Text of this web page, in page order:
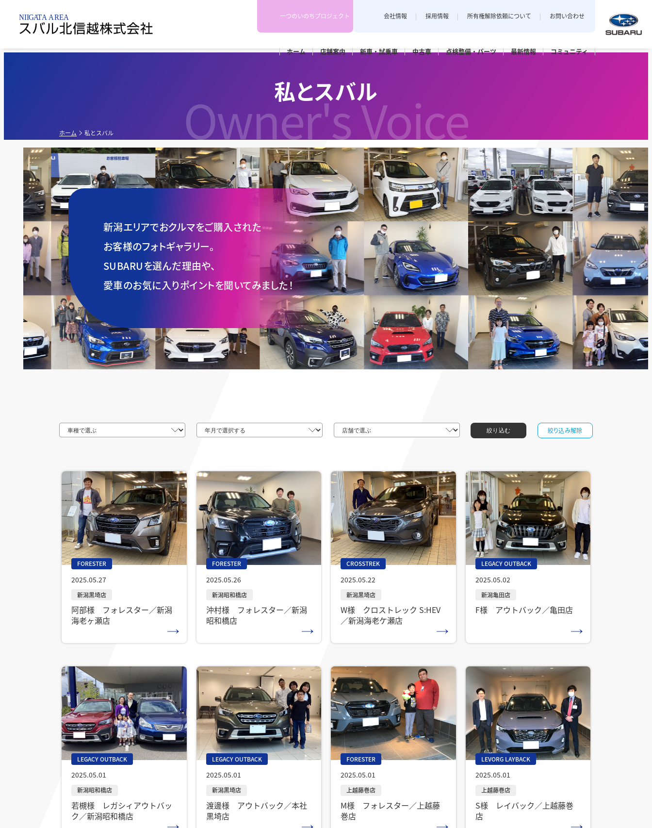
一つのいのちプロジェクト 会社情報 採用情報 所有権解除依頼について お問い合わせ
ホーム 店舗案内
新潟亀田店
新潟昭和橋店
新発田店
中古車販売店 G-PARK新潟亀田 カースポット上越 カースポット長岡
六日町店
新車・試乗車 中古車 点検整備・パーツ
車検 メンテナンス パーツ
最新情報 コミュニティ
各店舗のスタッフがカーライフや
耳寄り情報を配信しています。
Owner's Voice
私とスバル
ホーム 私とスバル
新潟エリアでおクルマをご購入された
お客様のフォトギャラリー。
SUBARUを選んだ理由や、
愛車のお気に入りポイントを聞いてみました！
絞り込む 絞り込み解除
FORESTER
2025.05.27
阿部様 フォレスター／新潟
海老ヶ瀬店
FORESTER
2025.05.26
新潟昭和橋店
沖村様 フォレスター／新潟
昭和橋店
CROSSTREK
2025.05.22
W様 クロストレック S:HEV
／新潟海老ケ瀬店
LEGACY OUTBACK
2025.05.02
新潟亀田店
F様 アウトバック／亀田店
LEGACY OUTBACK
2025.05.01
若槻様 レガシィアウトバッ
ク／新潟昭和橋店
LEGACY OUTBACK
2025.05.01
新潟黒埼店
渡邊様 アウトバック／本社
黒埼店
FORESTER
2025.05.01
M様 フォレスター／上越藤
巻店
LEVORG LAYBACK
2025.05.01
上越藤巻店
S様 レイバック／上越藤巻
店